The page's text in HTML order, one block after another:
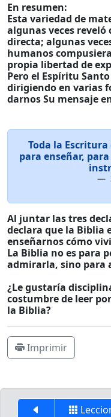
En resumen:
Esta variedad de
algunas veces
directa; algunas
humanos
propia libertad de
Pero el Espíritu
dirigiendo en varias
darnos Su mensaje
Toda la
para enseñar,
Al juntar las tres
declara que la Biblia
enseñarnos cómo
La Biblia no es para
admirarla, sino para
¿Le gustaría
costumbre de leer
la Biblia?
Imprimir